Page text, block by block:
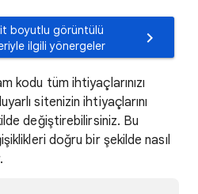
boyutlu görüntülü
ilgili yönergeler
kodu tüm ihtiyaçlarınızı
sitenizin ihtiyaçlarını
değiştirebilirsiniz. Bu
doğru bir şekilde nasıl